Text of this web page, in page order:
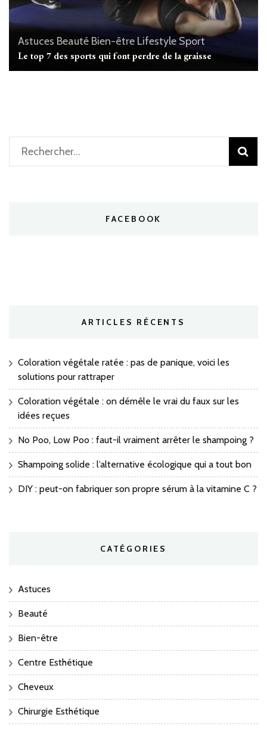
Astuces Beauté Bien-être Lifestyle Sport
Le top 7 des sports qui font perdre de la graisse
Rechercher :
FACEBOOK
ARTICLES RÉCENTS
Coloration végétale ratée : pas de panique, voici les
solutions pour rattraper
Coloration végétale : on démêle le vrai du faux sur les
idées reçues
No Poo, Low Poo : faut-il vraiment arrêter le shampoing ?
Shampoing solide : l’alternative écologique qui a tout bon
DIY : peut-on fabriquer son propre sérum à la vitamine C ?
CATÉGORIES
Astuces
Beauté
Bien-être
Centre Esthétique
Cheveux
Chirurgie Esthétique